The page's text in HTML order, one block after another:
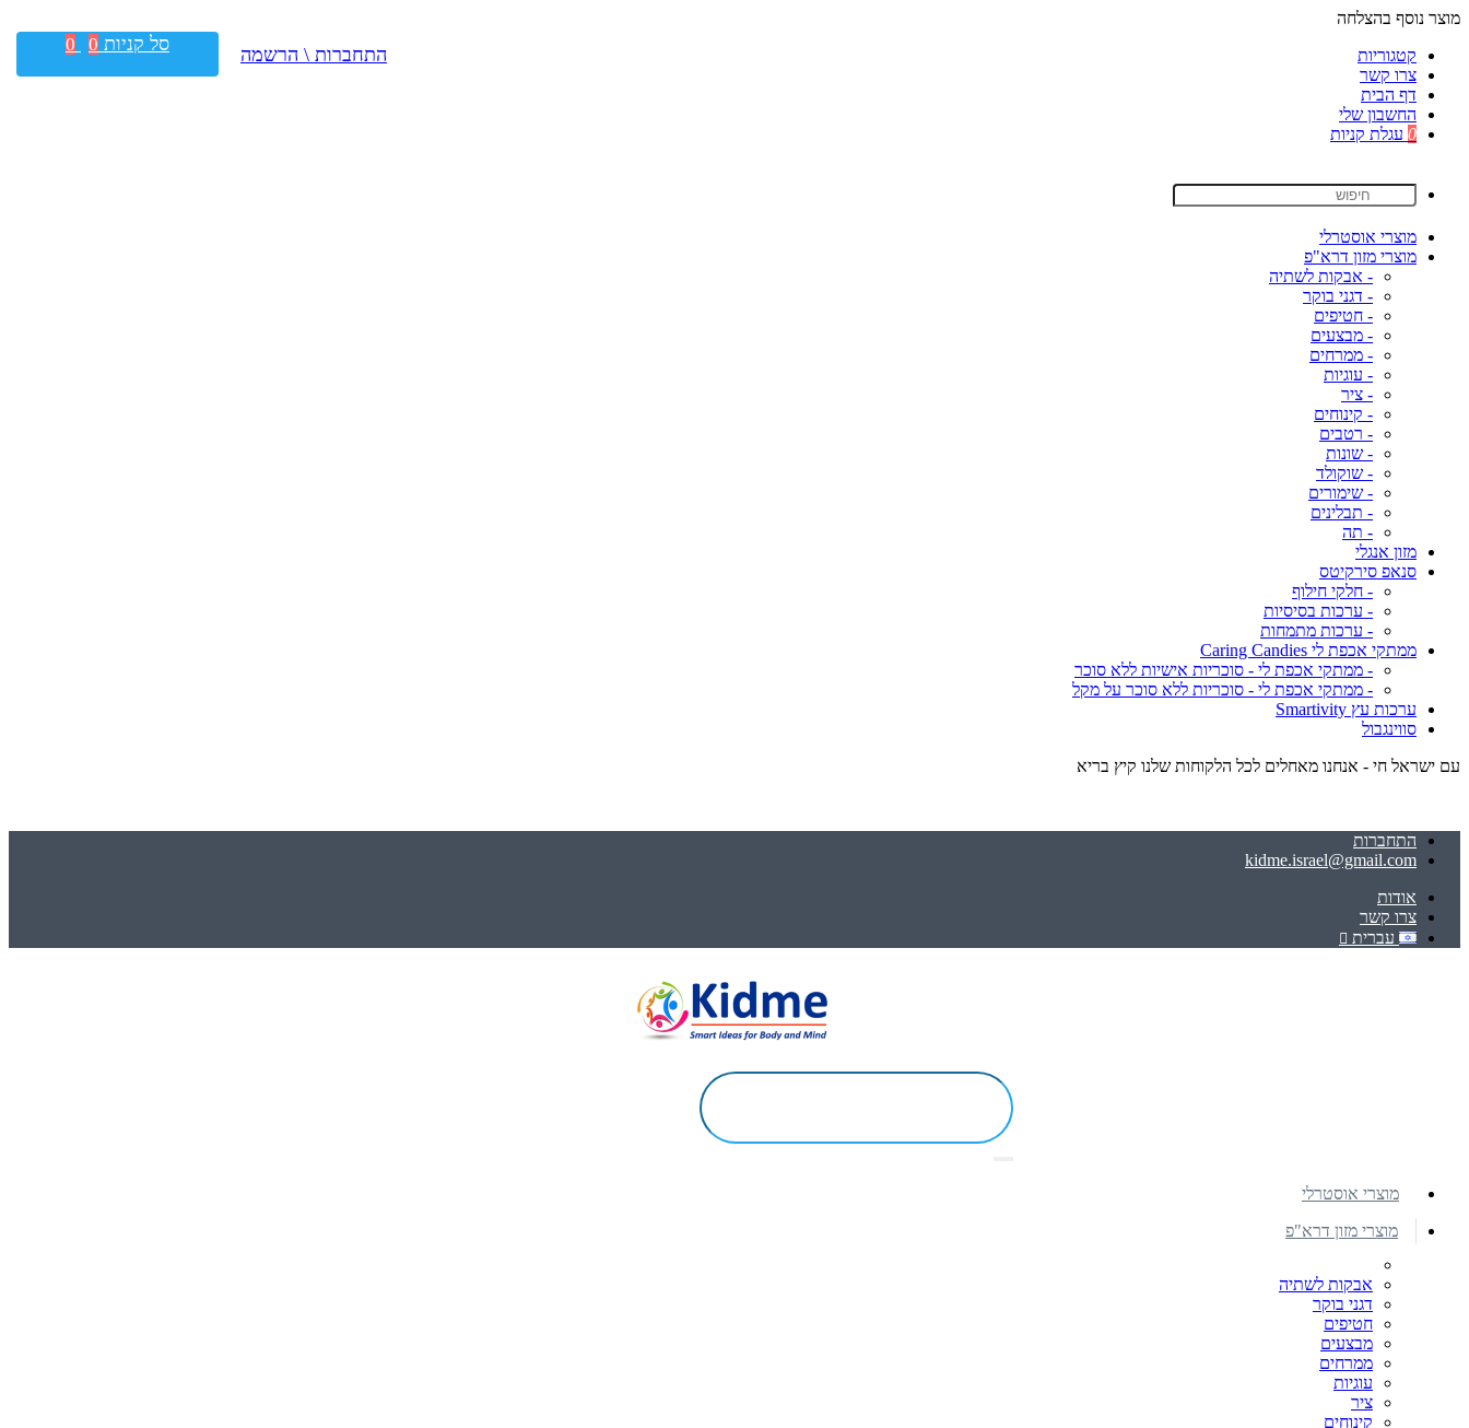
מוצר נוסף בהצלחה
קטגוריות
צרו קשר
דף הבית
החשבון שלי
0 עגלת קניות
מוצרי אוסטרלי
מוצרי מזון דרא"פ
- אבקות לשתיה
- דגני בוקר
- חטיפים
- מבצעים
- ממרחים
- עוגיות
- ציר
- קינוחים
- רטבים
- שונות
- שוקולד
- שימורים
- תבלינים
- תה
מזון אנגלי
סנאפ סירקיטס
- חלקי חילוף
- ערכות בסיסיות
- ערכות מתמחות
ממתקי אכפת לי Caring Candies
- ממתקי אכפת לי - סוכריות אישיות ללא סוכר
- ממתקי אכפת לי - סוכריות ללא סוכר על מקל
ערכות עץ Smartivity
סווינגבול
עם ישראל חי - אנחנו מאחלים לכל הלקוחות שלנו קיץ בריא
התחברות
kidme.israel@gmail.com
אודות
צרו קשר
עברית
התחברות \ הרשמה סל קניות 0
0
מוצרי אוסטרלי
מוצרי מזון דרא"פ
אבקות לשתיה
דגני בוקר
חטיפים
מבצעים
ממרחים
עוגיות
ציר
קינוחים